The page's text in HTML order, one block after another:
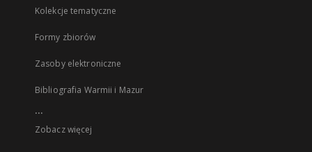
Kolekcje tematyczne
Formy zbiorów
Zasoby elektroniczne
Bibliografia Warmii i Mazur
...
Zobacz więcej